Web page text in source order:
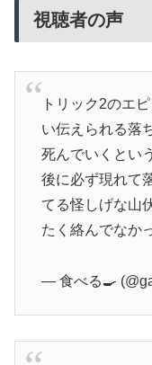
視聴者の声
トリック2のエ
い伝えられる落
死んでいくとい
後に必ず現れて
てる怪しげな山
たく絡んでなか
— 食べる🍳